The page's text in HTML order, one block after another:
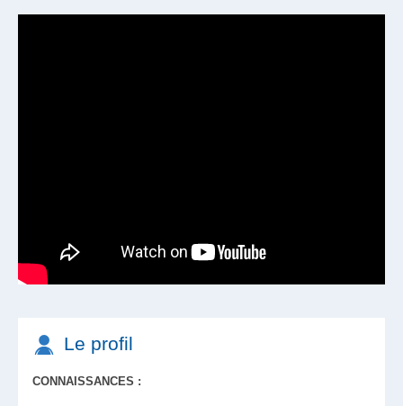
Le profil
CONNAISSANCES :